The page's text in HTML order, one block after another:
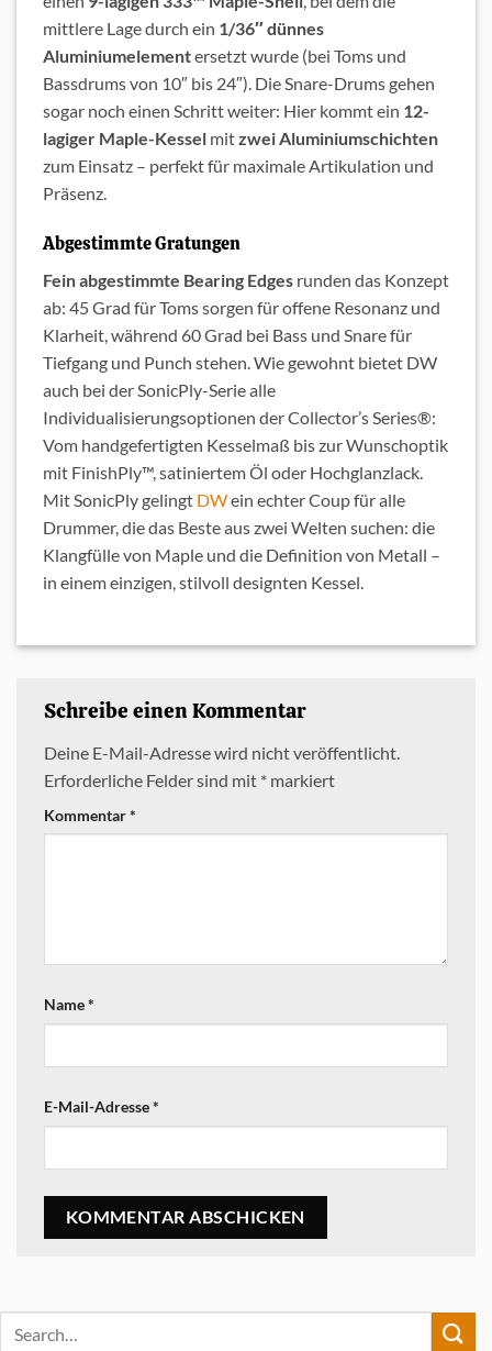
mittlere Lage durch ein 1/36″ dünnes
Aluminiumelementersetzt wurde (bei Toms und
Bassdrums von 10″ bis 24″). Die Snare-Drums gehen
sogar noch einen Schritt weiter: Hier kommt ein 12-
lagiger Maple-Kessel mitzwei Aluminiumschichten
zum Einsatz – perfekt für maximale Artikulation und
Präsenz.
Abgestimmte Gratungen
Fein abgestimmte Bearing Edges runden das Konzept
ab: 45 Grad für Toms sorgen für offene Resonanz und
Klarheit, während 60 Grad bei Bass und Snare für
Tiefgang und Punch stehen. Wie gewohnt bietet DW
auch bei der SonicPly-Serie alle
Individualisierungsoptionen der Collector’s Series®:
Vom handgefertigten Kesselmaß bis zur Wunschoptik
mit FinishPly™, satiniertem Öl oder Hochglanzlack.
Mit SonicPly gelingt DWein echter Coup für alle
Drummer, die das Beste aus zwei Welten suchen: die
Klangfülle von Maple und die Definition von Metall –
in einem einzigen, stilvoll designten Kessel.
Schreibe einen Kommentar
Deine E-Mail-Adresse wird nicht veröffentlicht.
Erforderliche Felder sind mit * markiert
Kommentar*
Name*
E-Mail-Adresse*